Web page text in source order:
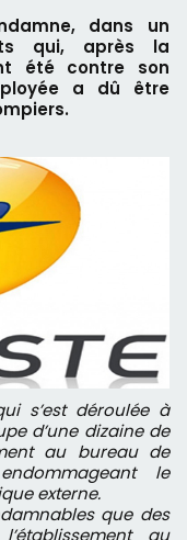
dans un
qui, après la
été contre son
a dû être
d’une dizaine de
au bureau de
le
externe.
que des
au